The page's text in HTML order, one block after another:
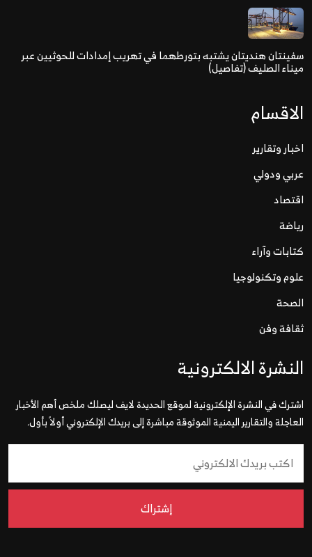
سفينتان هنديتان يشتبه بتورطهما في تهريب إمدادات للحوثيين عبر
ميناء الصليف (تفاصيل)
الاقسام
اخبار وتقارير
عربي ودولي
اقتصاد
رياضة
كتابات وآراء
علوم وتكنولوجيا
الصحة
ثقافة وفن
النشرة الالكترونية
اشترك في النشرة الإلكترونية لموقع الحديدة لايف ليصلك ملخص أهم الأخبار
العاجلة والتقارير اليمنية الموثوقة مباشرة إلى بريدك الإلكتروني أولاً بأول.
إشتراك